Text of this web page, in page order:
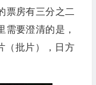
票房有三分之二
需要澄清的是，
（批片），日方